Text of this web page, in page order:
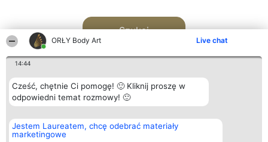
ORŁY Body Art Live chat
14:44
Cześć, chętnie Ci pomogę! 🙂 Kliknij proszę w
odpowiedni temat rozmowy! 🙂
Jestem Laureatem, chcę odebrać materiały
marketingowe
Szukaj
Organizator plebiscytu
Bright Side Solutions sp. z o.
o. sp. k.
Plebiscyt
Laureaci
Kontakt
Kontakt